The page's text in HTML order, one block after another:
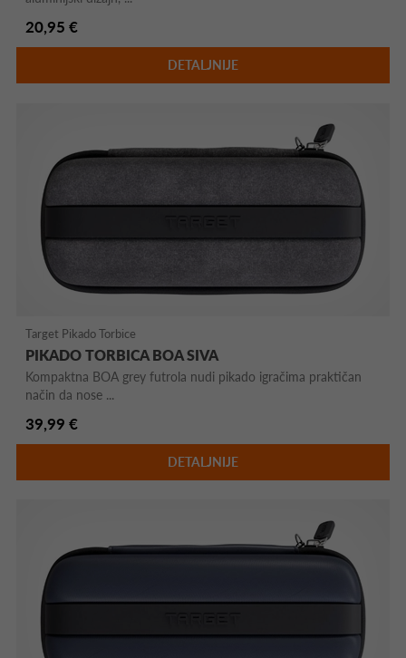
20,95 €
DETALJNIJE
Target Pikado Torbice
PIKADO TORBICA BOA SIVA
Kompaktna BOA grey futrola nudi pikado igračima praktičan
način da nose ...
39,99 €
DETALJNIJE